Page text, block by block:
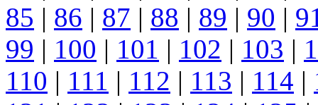
85 | 86 | 87 | 88 | 89 | 90 |
99 | 100 | 101 | 102 | 103 |
110 | 111 | 112 | 113 | 114 |